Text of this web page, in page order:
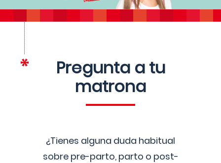
Pregunta a tu
matrona
¿Tienes alguna duda habitual
sobre pre-parto, parto o post-